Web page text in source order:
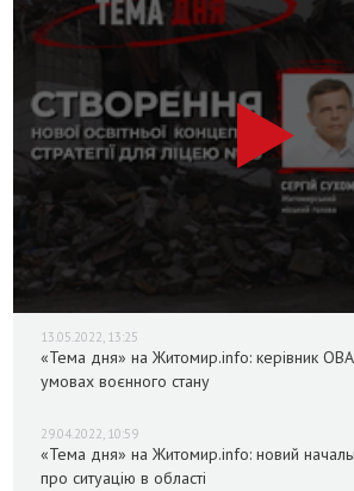
13.05.2022, 13:25
«Тема дня» на Житомир.info: керівник ОВА
умовах воєнного стану
29.04.2022, 10:59
«Тема дня» на Житомир.info: новий
про ситуацію в області